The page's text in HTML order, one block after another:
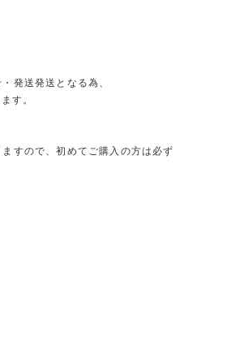
発送発送となる為、
す。
すので、初めてご購入の方は必ず